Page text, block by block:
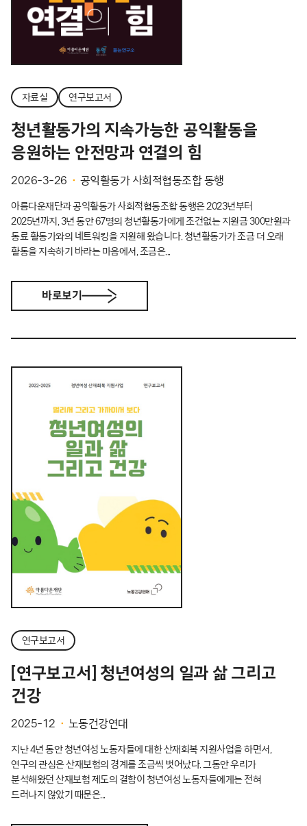
자료실 연구보고서
청년활동가의 지속가능한 공익활동을
응원하는 안전망과 연결의 힘
2026-3-26 공익활동가 사회적협동조합 동행
아름다운재단과 공익활동가 사회적협동조합 동행은 2023년부터
2025년까지, 3년 동안 67명의 청년활동가에게 조건없는 지원금 300만원과
동료 활동가와의 네트워킹을 지원해 왔습니다. 청년활동가가 조금 더 오래
활동을 지속하기 바라는 마음에서, 조금은...
바로보기
연구보고서
[연구보고서] 청년여성의 일과 삶 그리고
건강
2025-12 노동건강연대
지난 4년 동안 청년여성 노동자들에 대한 산재회복 지원사업을 하면서,
연구의 관심은 산재보험의 경계를 조금씩 벗어났다. 그동안 우리가
분석해왔던 산재보험 제도의 결함이 청년여성 노동자들에게는 전혀
드러나지 않았기 때문은...